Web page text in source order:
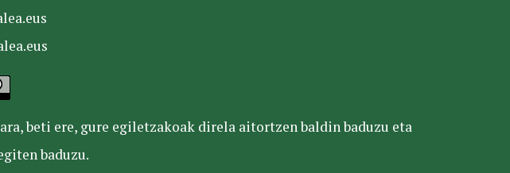
beti ere, gure egiletzakoak direla aitortzen baldin baduzu eta
baduzu.